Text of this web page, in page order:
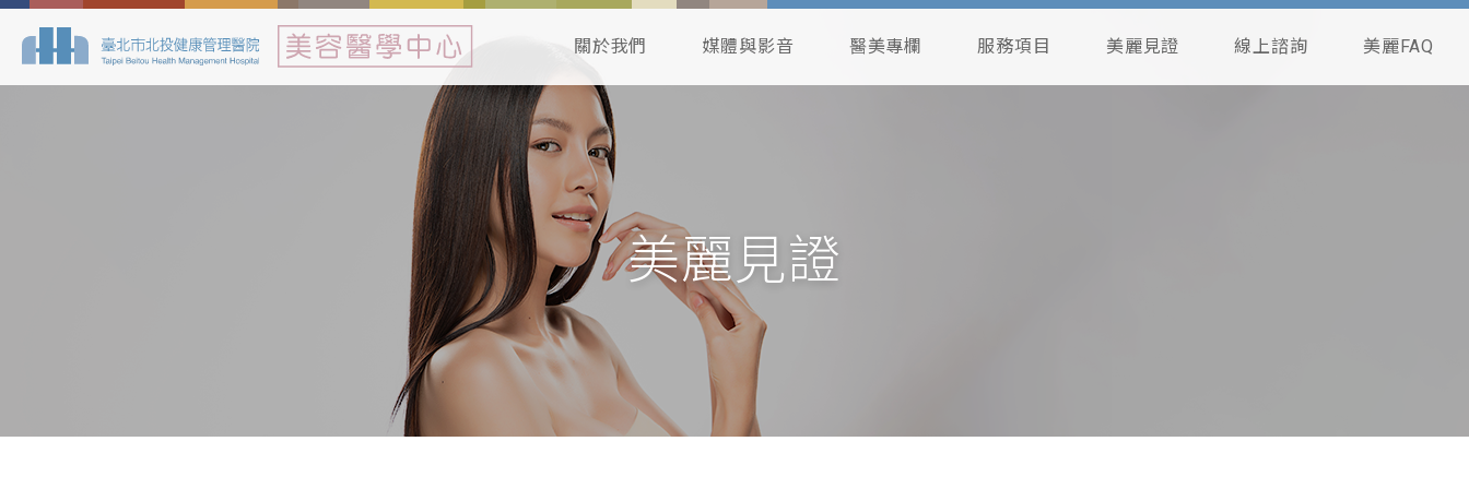
關於我們 媒體與影音 醫美專欄 服務項目 美麗見證 線上諮詢 美麗FAQ
美麗見證